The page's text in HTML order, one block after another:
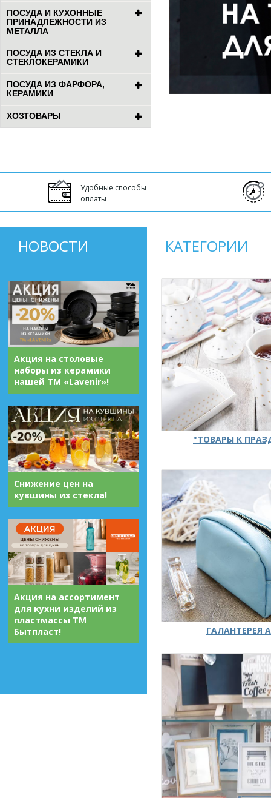
ПОСУДА И КУХОННЫЕ
ПРИНАДЛЕЖНОСТИ ИЗ
МЕТАЛЛА
ПОСУДА ИЗ СТЕКЛА И
СТЕКЛОКЕРАМИКИ
ПОСУДА ИЗ ФАРФОРА,
КЕРАМИКИ
ХОЗТОВАРЫ
Удобные способы
оплаты
НОВОСТИ
Акция на столовые
наборы из керамики
нашей ТМ «Lavenir»!
Снижение цен на
кувшины из стекла!
Акция на ассортимент
для кухни изделий из
пластмассы ТМ
Бытпласт!
КАТЕГОРИИ
"ТОВАРЫ К
ГАЛАНТЕРЕЯ